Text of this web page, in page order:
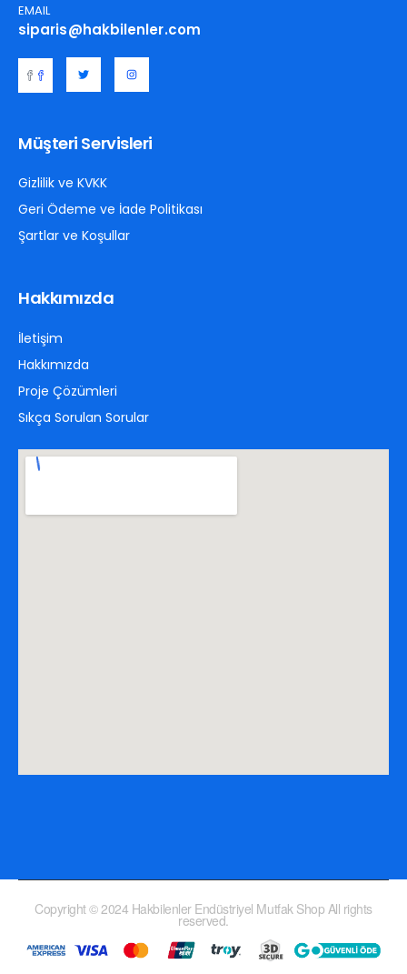
EMAIL
siparis@hakbilenler.com
Müşteri Servisleri
Gizlilik ve KVKK
Geri Ödeme ve İade Politikası
Şartlar ve Koşullar
Hakkımızda
İletişim
Hakkımızda
Proje Çözümleri
Sıkça Sorulan Sorular
Copyright © 2024 Hakbilenler Endüstriyel Mutfak Shop All rights
reserved.